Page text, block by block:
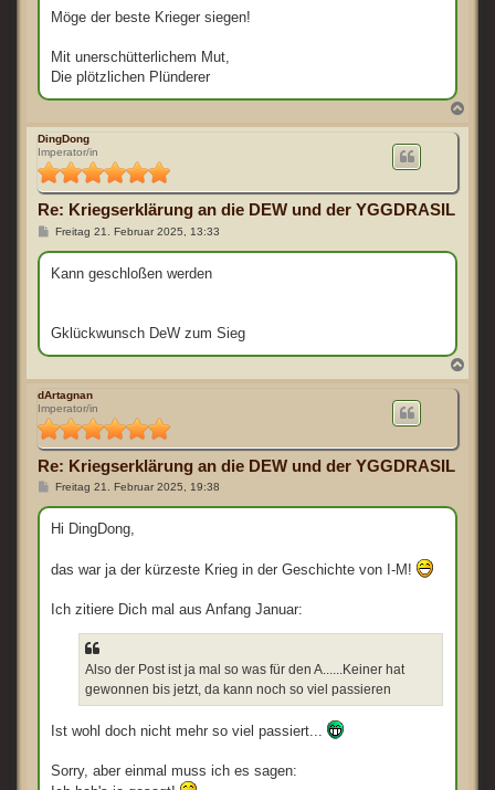
Möge der beste Krieger siegen!
Mit unerschütterlichem Mut,
Die plötzlichen Plünderer
DingDong
Imperator/in
Re: Kriegserklärung an die DEW und der YGGDRASIL
B
i
t
Freitag 21. Februar 2025, 13:33
Kann geschloßen werden
Gklückwunsch DeW zum Sieg
a
dArtagnan
Imperator/in
Re: Kriegserklärung an die DEW und der YGGDRASIL
B
i
t
g
Freitag 21. Februar 2025, 19:38
Hi DingDong,
das war ja der kürzeste Krieg in der Geschichte von I-M!
Ich zitiere Dich mal aus Anfang Januar:
Also der Post ist ja mal so was für den A......Keiner hat
gewonnen bis jetzt, da kann noch so viel passieren
Ist wohl doch nicht mehr so viel passiert...
Sorry, aber einmal muss ich es sagen: